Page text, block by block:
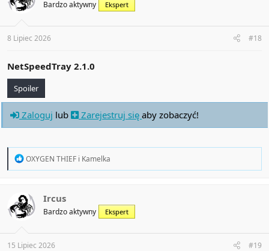
o
s
:
Bardzo aktywny Ekspert
8 Lipiec 2026 #18
NetSpeedTray 2.1.0
Spoiler
Zaloguj lub Zarejestruj się aby zobaczyć!
R
t
i
o
s
:
OXYGEN THIEF i Kamelka
Ircus
Bardzo aktywny Ekspert
15 Lipiec 2026 #19